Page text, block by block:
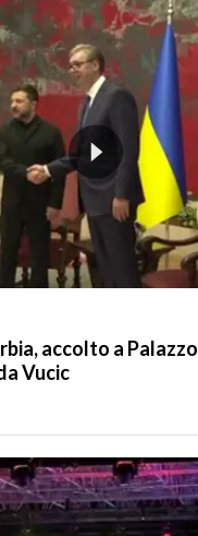
accolto a Palazzo
Vucic